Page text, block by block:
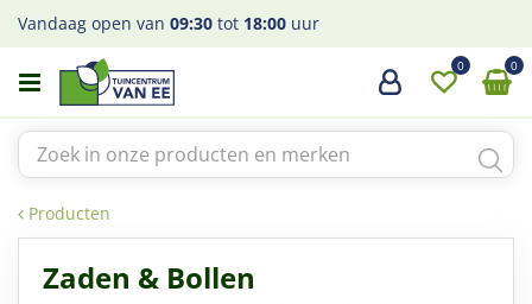
a
Producten
Vandaag open van 09:30 tot 18:00 uur
Zaden & Bollen